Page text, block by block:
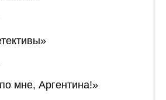
мне, Аргентина!»